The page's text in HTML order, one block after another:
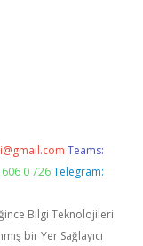
Teams:
0 726 Telegram:
Bilgi Teknolojileri
bir Yer Sağlayıcı